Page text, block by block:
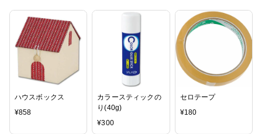
ハウスボックス
¥858
カラースティックの
り(40g)
¥300
セロテープ
¥180